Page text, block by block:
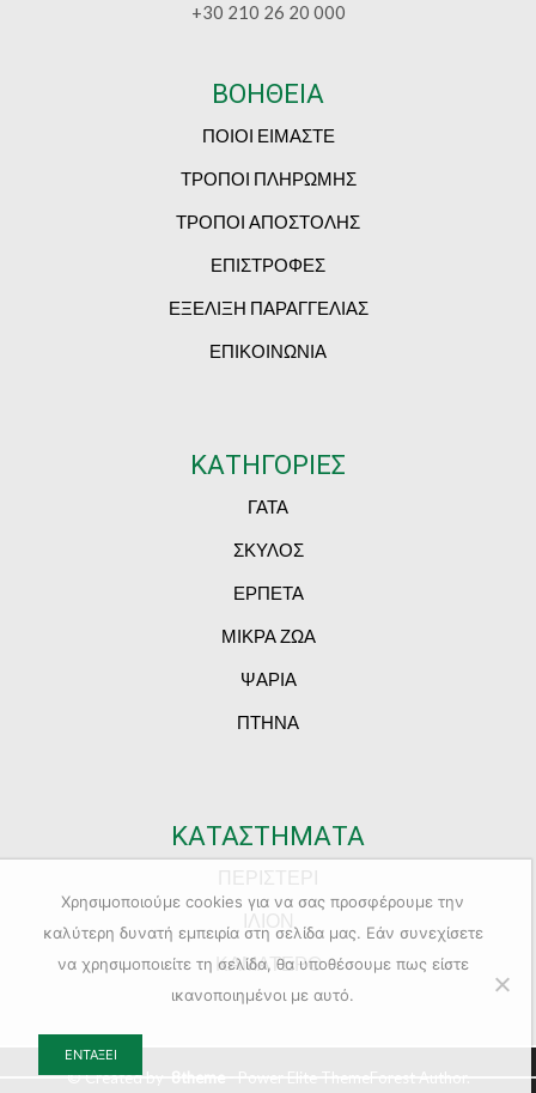
+30 210 26 20 000
ΒΟΗΘΕΙΑ
ΠΟΙΟΙ ΕΙΜΑΣΤΕ
ΤΡΟΠΟΙ ΠΛΗΡΩΜΗΣ
ΤΡΟΠΟΙ ΑΠΟΣΤΟΛΗΣ
ΕΠΙΣΤΡΟΦΕΣ
ΕΞΕΛΙΞΗ ΠΑΡΑΓΓΕΛΙΑΣ
ΕΠΙΚΟΙΝΩΝΙΑ
ΚΑΤΗΓΟΡΙΕΣ
ΓΑΤΑ
ΣΚΥΛΟΣ
ΕΡΠΕΤΑ
ΜΙΚΡΑ ΖΩΑ
ΨΑΡΙΑ
ΠΤΗΝΑ
ΚΑΤΑΣΤΗΜΑΤΑ
ΚΑΜΑΤΕΡΟ
© Created by
Χρησιμοποιούμε cookies για να σας προσφέρουμε την
καλύτερη δυνατή εμπειρία στη σελίδα μας. Εάν συνεχίσετε
να χρησιμοποιείτε τη σελίδα, θα υποθέσουμε πως είστε
ικανοποιημένοι με αυτό.
ΕΝΤΆΞΕΙ